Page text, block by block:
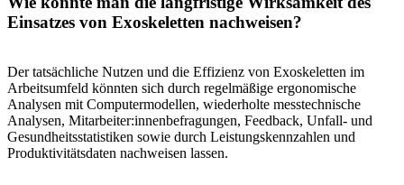
Einsatzes von Exoskeletten nachweisen?
Der tatsächliche Nutzen und die Effizienz von Exoskeletten im
Arbeitsumfeld könnten sich durch regelmäßige ergonomische
Analysen mit Computermodellen, wiederholte messtechnische
Analysen, Mitarbeiter:innenbefragungen, Feedback, Unfall- und
Gesundheitsstatistiken sowie durch Leistungskennzahlen und
Produktivitätsdaten nachweisen lassen.